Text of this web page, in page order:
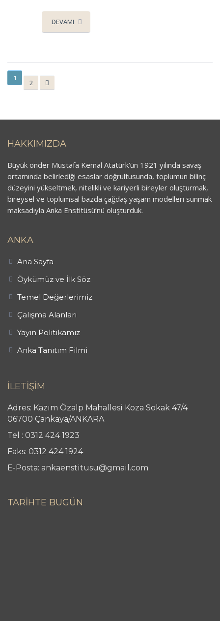
DEVAMI
1
2
HAKKIMIZDA
Büyük önder Mustafa Kemal Atatürk’ün 1921 yılında savaş
ortamında belirlediği esaslar doğrultusunda, toplumun bilinç
düzeyini yükseltmek, nitelikli ve kariyerli bireyler oluşturmak,
bireysel ve toplumsal bazda çağdaş yaşam modelleri sunmak
maksadıyla Anka Enstitüsü’nü oluşturduk.
ANKA
Ana Sayfa
Öykümüz ve İlk Söz
Temel Değerlerimiz
Çalışma Alanları
Yayın Politikamız
Anka Tanıtım Filmi
İLETİŞİM
Adres: Kazım Özalp Mahallesi Koza Sokak 47/4
06700 Çankaya/ANKARA
Tel : 0312 424 1923
Faks: 0312 424 1924
E-Posta: ankaenstitusu@gmail.com
TARİHTE BUGÜN